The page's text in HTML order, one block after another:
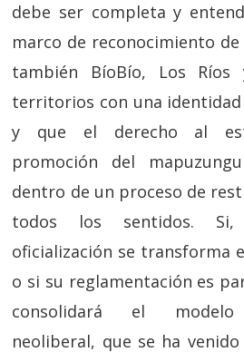
debe ser completa y
marco de reconocimiento
también BíoBío, Los Ríos
territorios con una
y que el derecho al
promoción del
dentro de un proceso de
todos los sentidos.
oficialización se transforma
o si su reglamentación es
consolidará el modelo
neoliberal, que se ha